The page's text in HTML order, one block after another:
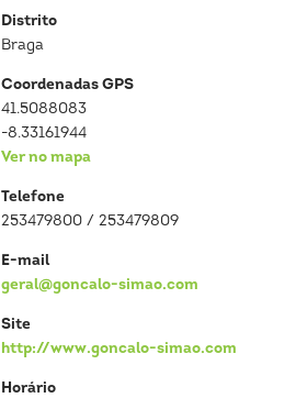
Distrito
Braga
Coordenadas GPS
41.5088083
-8.33161944
Ver no mapa
Telefone
253479800 / 253479809
E-mail
geral@goncalo-simao.com
Site
http://www.goncalo-simao.com
Horário